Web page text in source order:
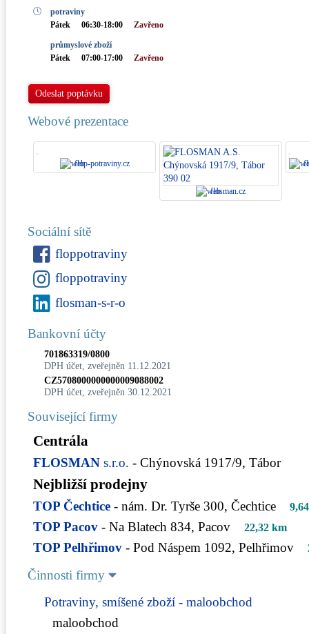
potraviny
Pátek
06:30-18:00 Zavřeno
průmyslové zboží
Pátek
07:00-17:00 Zavřeno
Odeslat poptávku
Webové prezentace
flop-potraviny.cz
flosman.cz
Sociální sítě
floppotraviny
floppotraviny
flosman-s-r-o
Bankovní účty
701863319/0800
DPH účet, zveřejněn 11.12.2021
CZ5708000000000009088002
DPH účet, zveřejněn 30.12.2021
Související firmy
Centrála
FLOSMAN s.r.o. - Chýnovská 1917/9, Tábor
Nejbližší prodejny
TOP Čechtice - nám. Dr. Tyrše 300, Čechtice
TOP Pacov - Na Blatech 834, Pacov 22,32 km
TOP Pelhřimov - Pod Náspem 1092, Pelhřimov
Činnosti firmy
Potraviny, smíšené zboží - maloobchod
maloobchod